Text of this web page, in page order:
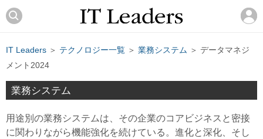
IT Leaders ＞ テクノロジー一覧 ＞ 業務システム ＞ データマネジ
メント2024
業務システム
用途別の業務システムは、その企業のコアビジネスと密接
に関わりながら機能強化を続けている。進化と深化、そし